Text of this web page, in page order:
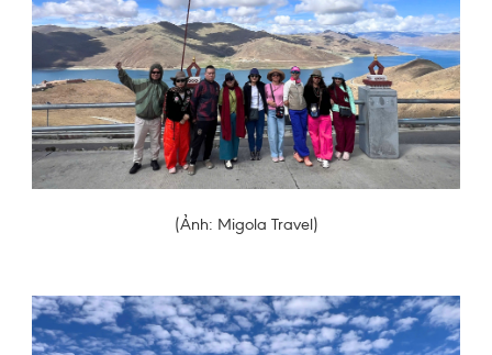
(Ảnh: Migola Travel)